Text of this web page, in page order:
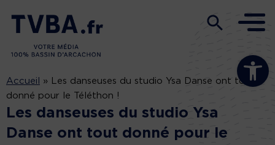
Ouvrir la
Accueil »
Les danseuses du studio Ysa Danse ont tout
donné pour le Téléthon !
Les danseuses du studio Ysa
Danse ont tout donné pour le